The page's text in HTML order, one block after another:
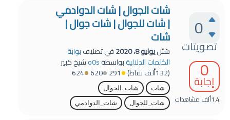
0
تصويتات
0
إجابة
1.4ألف مشاهدات
شات الجوال | شات الدوادمي
| شات للجوال | شات جوال |
شات
سُئليوليو 8، 2020 في تصنيفبوابة
الكلمات الدلاليةبواسطةo0sشيخ كبير
(132ألف نقاط) 291
620
624
شات
شات_الجوال
شات_للجوال
شات_الدوادمي